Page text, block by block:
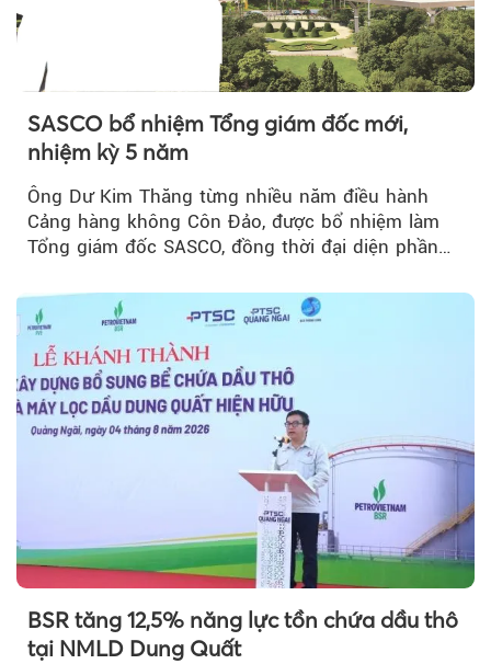
SASCO bổ nhiệm Tổng giám đốc mới,
nhiệm kỳ 5 năm
Ông Dư Kim Thăng từng nhiều năm điều hành
Cảng hàng không Côn Đảo, được bổ nhiệm làm
Tổng giám đốc SASCO, đồng thời đại diện phần
BSR tăng 12,5% năng lực tồn chứa dầu thô
tại NMLD Dung Quất